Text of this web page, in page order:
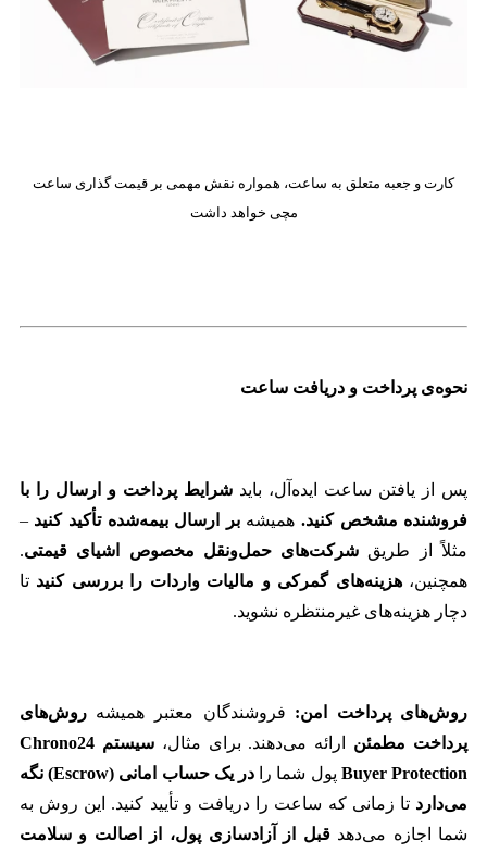
کارت و جعبه متعلق به ساعت، همواره نقش مهمی بر قیمت گذاری ساعت
مچی خواهد داشت
نحوه‌ی پرداخت و دریافت ساعت
پس از یافتن ساعت ایده‌آل، باید شرایط پرداخت و ارسال را با
فروشنده مشخص کنید. همیشهبر ارسال بیمه‌شده تأکید کنید –
مثلاً از طریق شرکت‌های حمل‌ونقل مخصوص اشیای قیمتی.
همچنین،هزینه‌های گمرکی و مالیات واردات را بررسی کنید تا
دچار هزینه‌های غیرمنتظره نشوید.
روش‌های پرداخت امن: فروشندگان معتبر همیشهروش‌های
پرداخت مطمئن ارائه می‌دهند. برای مثال،
سیستم Chrono24
Buyer Protection پول شما را
در یک حساب امانی (Escrow) نگه
می‌دارد تا زمانی که ساعت را دریافت و تأیید کنید. این روش به
شما اجازه می‌دهدقبل از آزادسازی پول، از اصالت و سلامت